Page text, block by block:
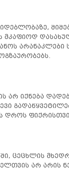
მკაფიოდ
არანაკლები
არ იქნება
დროს
ცეცხლის
არ არის